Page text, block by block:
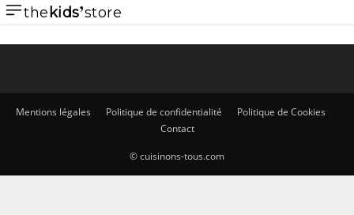
thekids store
Mentions légales Politique de confidentialité
Politique de Cookies
Contact
© cuisinons-tous.com